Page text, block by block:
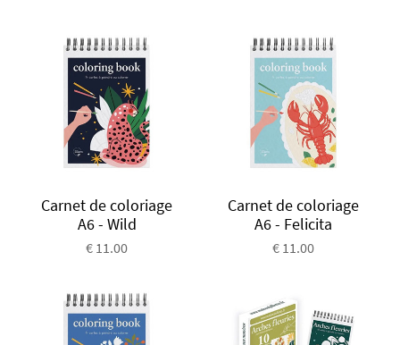
Carnet de coloriage
A6 - Wild
€ 11.00
Carnet de coloriage
A6 - Felicita
€ 11.00